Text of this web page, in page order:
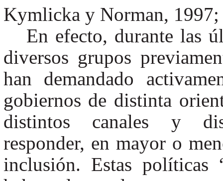
Kymlicka y Norman, 1997;
En efecto, durante las
diversos grupos
han demandado
gobiernos de distinta
distintos canales y
responder, en mayor o
inclusión. Estas políticas